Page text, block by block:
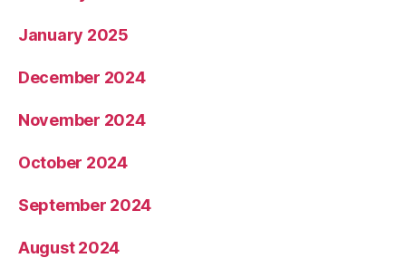
January 2025
December 2024
November 2024
October 2024
September 2024
August 2024